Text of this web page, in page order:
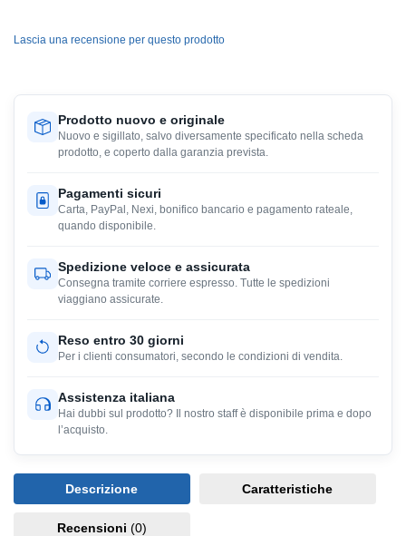
Lascia una recensione per questo prodotto
Prodotto nuovo e originale
Nuovo e sigillato, salvo diversamente specificato nella scheda
prodotto, e coperto dalla garanzia prevista.
Pagamenti sicuri
Carta, PayPal, Nexi, bonifico bancario e pagamento rateale,
quando disponibile.
Spedizione veloce e assicurata
Consegna tramite corriere espresso. Tutte le spedizioni
viaggiano assicurate.
Reso entro 30 giorni
Per i clienti consumatori, secondo le condizioni di vendita.
Assistenza italiana
Hai dubbi sul prodotto? Il nostro staff è disponibile prima e dopo
l’acquisto.
Descrizione Caratteristiche
Recensioni (0)